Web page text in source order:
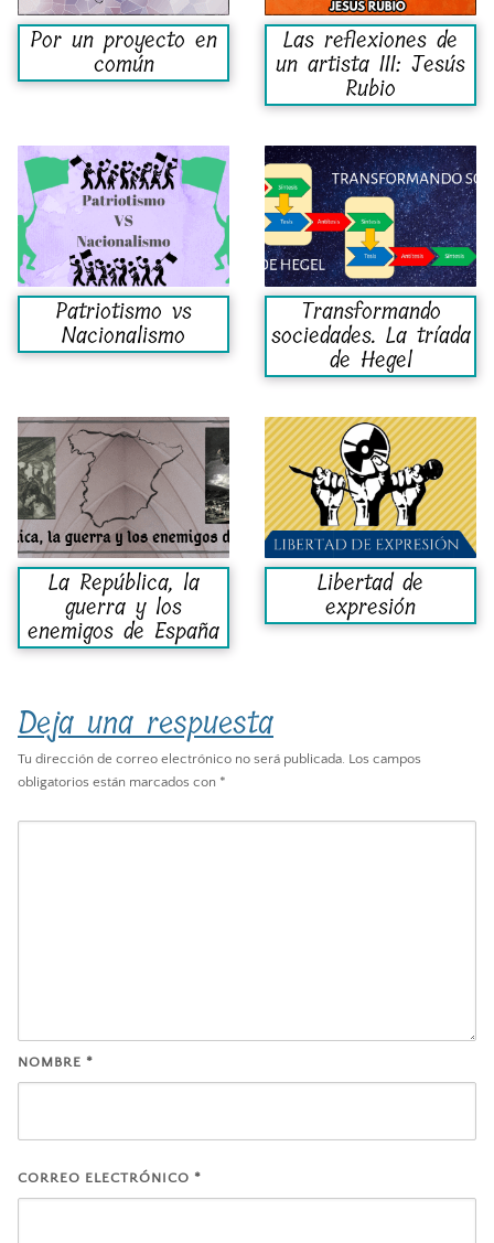
Por un proyecto en
común
Las reflexiones de
un artista III: Jesús
Rubio
Patriotismo vs
Nacionalismo
Transformando
sociedades. La tríada
de Hegel
La República, la
guerra y los
enemigos de España
Libertad de
expresión
Deja una respuesta
Tu dirección de correo electrónico no será publicada. Los campos
obligatorios están marcados con *
NOMBRE *
CORREO ELECTRÓNICO *